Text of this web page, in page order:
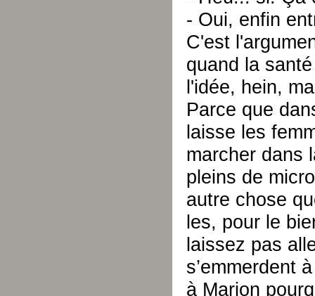
- Oui, enfin
C'est
quand la
l'idée, hein,
Parce que
laisse les
marcher dans
pleins de
autre chose
les, pour le
laissez pas
s’emmerdent
à Marion